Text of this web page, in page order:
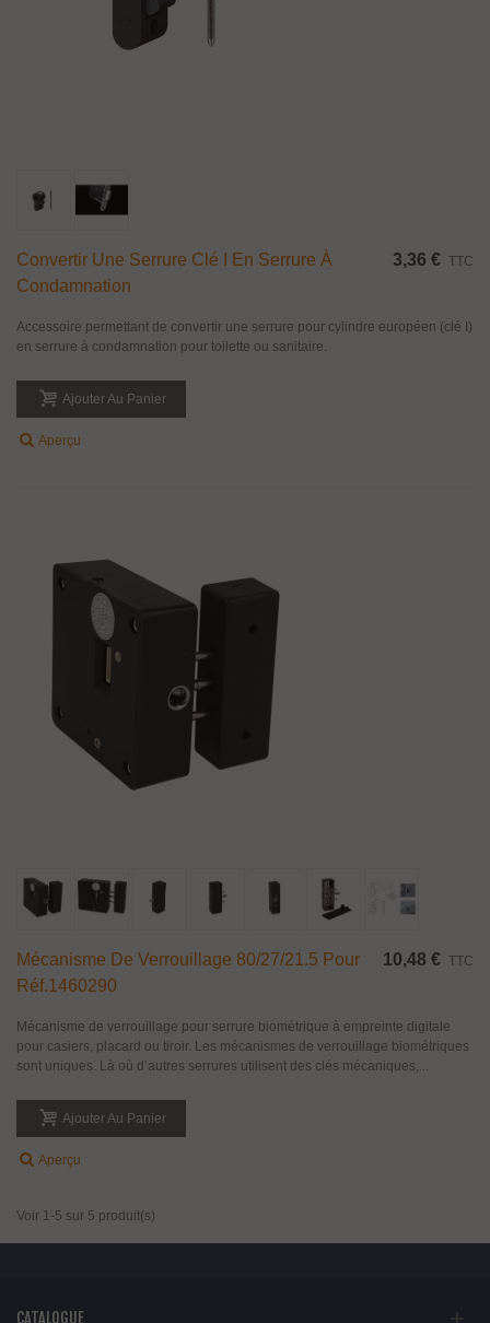
Convertir Une Serrure Clé I En Serrure À
Condamnation
3,36 € TTC
Accessoire permettant de convertir une serrure pour cylindre européen (clé I)
en serrure à condamnation pour toilette ou sanitaire.
Ajouter Au Panier
Aperçu
Mécanisme De Verrouillage 80/27/21.5 Pour
Réf.1460290
10,48 € TTC
Mécanisme de verrouillage pour serrure biométrique à empreinte digitale
pour casiers, placard ou tiroir. Les mécanismes de verrouillage biométriques
sont uniques. Là où d’autres serrures utilisent des clés mécaniques,...
Ajouter Au Panier
Aperçu
Voir 1-5 sur 5 produit(s)
CATALOGUE